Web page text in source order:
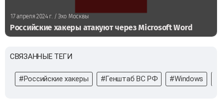
17 апреля 2024 г./ Эхо Москвы
Российские хакеры атакуют через Microsoft Word
СВЯЗАННЫЕ ТЕГИ
#Российские хакеры #Генштаб ВС РФ #Windows